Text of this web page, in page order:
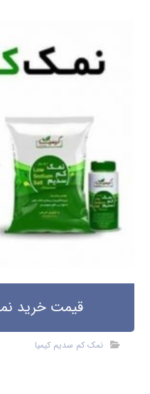
قیمت خرید
نمک کم سدیم کیمیا